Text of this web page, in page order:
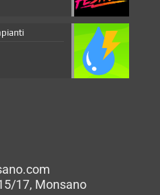
17, Monsano